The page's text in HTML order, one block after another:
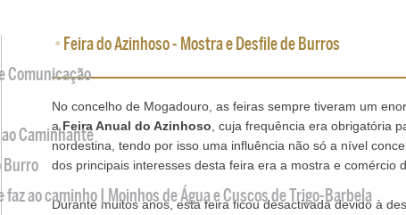
• Feira do Azinhoso - Mostra e Desfile de Burros
No concelho de Mogadouro, as feiras sempre tiveram um
aFeira Anual do Azinhoso , cuja frequência era obrigatória
nordestina, tendo por isso uma influência não só a nível
dos principais interesses desta feira era a mostra e comércio
Durante muitos anos, esta feira ficou desactivada devido à
Comunicação
Caminhante
Burro
faz ao caminho | Moinhos de Água e Cuscos de Trigo-Barbela